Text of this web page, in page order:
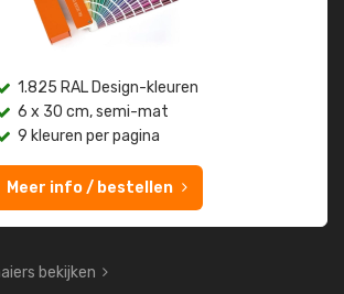
1.825 RAL Design-kleuren
6 x 30 cm, semi-mat
9 kleuren per pagina
Meer info / bestellen
bekijken